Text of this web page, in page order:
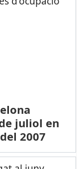
juliol en
2007